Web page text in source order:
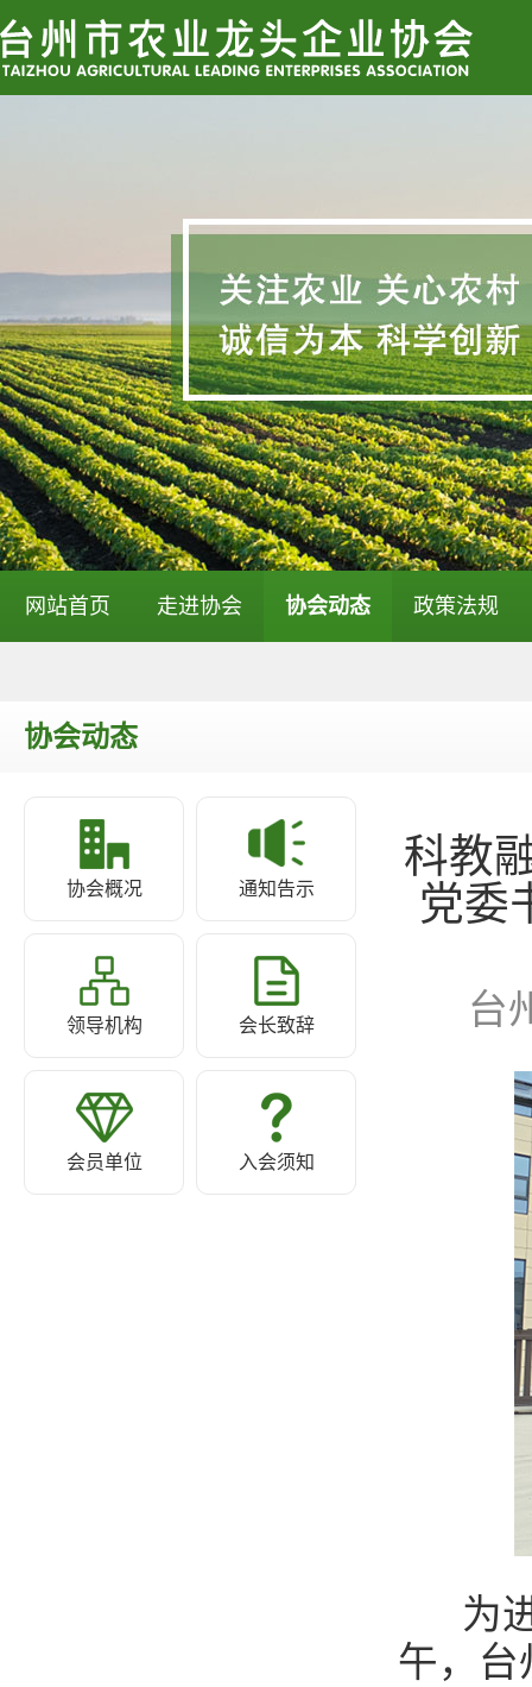
网站首页 走进协会 协会动态 政策法规
协会动态
协会概况 通知告示
领导机构 会长致辞
会员单位 入会须知
科教
党委
台
为进
午，台